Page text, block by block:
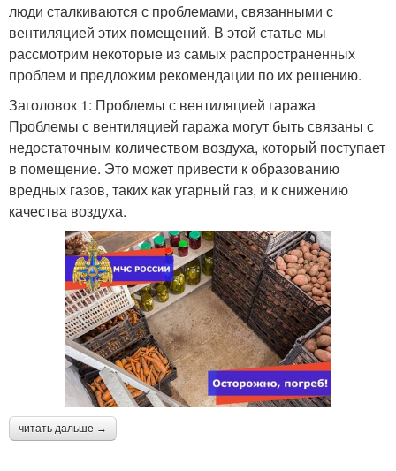
люди сталкиваются с проблемами, связанными с
вентиляцией этих помещений. В этой статье мы
рассмотрим некоторые из самых распространенных
проблем и предложим рекомендации по их решению.
Заголовок 1: Проблемы с вентиляцией гаража
Проблемы с вентиляцией гаража могут быть связаны с
недостаточным количеством воздуха, который поступает
в помещение. Это может привести к образованию
вредных газов, таких как угарный газ, и к снижению
качества воздуха.
читать дальше →